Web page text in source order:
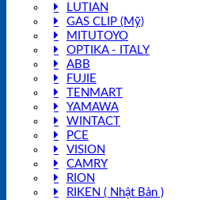
LUTIAN
GAS CLIP (Mỹ)
MITUTOYO
OPTIKA - ITALY
ABB
FUJIE
TENMART
YAMAWA
WINTACT
PCE
VISION
CAMRY
RION
RIKEN ( Nhật Bản )